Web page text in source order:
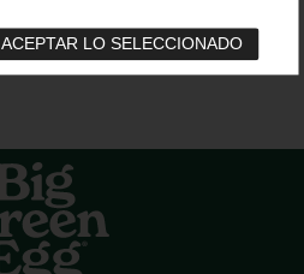
ACEPTAR LO SELECCIONADO